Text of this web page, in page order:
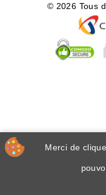
Merci de
© 2026 Tous